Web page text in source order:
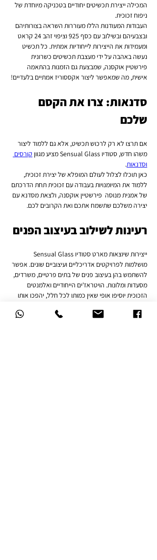
המכילה ייצירת תכשיטים יחודיים בטכניקה מיוחדת של
ניפוח זכוכית.
העבודות המעודנות הללו מעוררות השראה בצורותיהם
ובצבעיהם ובשילוב עם כסף 925 וציפוי זהב 24 קראט
ומעמידות את הייצירות לייחודיות אמתית. כל תכשיט
נעשה באהבה על ידי מעצבת תכשיטים כשרונית
פירשטיין אוקסנה, שמבצעת גם הזמנות בהתאמה
אישית, מה שמאפשר ליצור אקססוריז אמתיים בלעדיים!
סדנאות: צרו את הקסם
שלכם
אם תרצו לא רק לרכוש תכשיט, אלא גם ללמוד ליצור
משהו חדש, סטודיו Sensual Glass מציע מגוון
קורסים
וסדנאות.
כאן תוכלו לצלול לעולם המופלא של יצירת זכוכית,
ללמוד את המיומנויות בעבודה עם זכוכית תחת הדרכתם
של אמנית מנוסה  פירשטיין אוקסנה, ולצאת מסדנא עם
יצירה משלכם שתשמח אתכם ואת הקרובים לכם.
רעינות לשילוב בעיצוב הפנים
מושלמות לפרויקטים אדריכליים ועיצוביים שונים. אפשר
להשתמש בהן בעיצוב פנים של בתים פרטיים, משרדים,
מסעדות ומלונות. הויטראז'ים הייחודיים ואלמנטים
הזכוכית יוסיפו אופי שאין כמותו לכל חלל, יהפכו אותו
משלבים את
העבודות הללו
בפרויקטים שלהם, שמכיניס